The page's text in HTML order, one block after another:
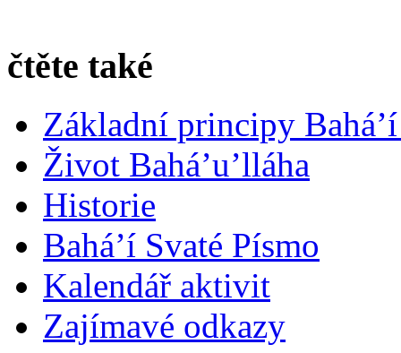
čtěte také
Základní principy
Život Bahá’u’lláha
Historie
Bahá’í Svaté Písmo
Kalendář aktivit
Zajímavé odkazy